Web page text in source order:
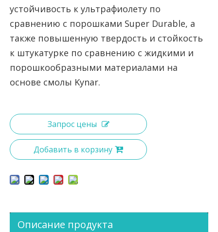
устойчивость к ультрафиолету по
сравнению с порошками Super Durable, а
также повышенную твердость и стойкость
к штукатурке по сравнению с жидкими и
порошкообразными материалами на
основе смолы Kynar.
Запрос цены
Добавить в корзину
Описание продукта